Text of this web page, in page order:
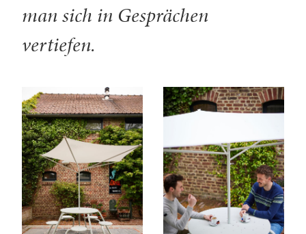
man sich in Gesprächen
vertiefen.